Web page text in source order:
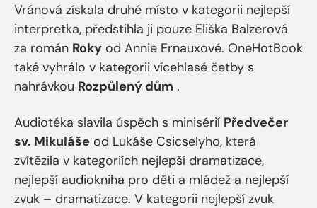
Vránová získala druhé místo v kategorii nejlepší
interpretka, předstihla ji pouze Eliška Balzerová
za román Roky od Annie Ernauxové. OneHotBook
také vyhrálo v kategorii vícehlasé četby s
nahrávkou Rozpůlený dům .
Audiotéka slavila úspěch s minisérií Předvečer
sv. Mikuláše od Lukáše Csicselyho, která
zvítězila v kategoriích nejlepší dramatizace,
nejlepší audiokniha pro děti a mládež a nejlepší
zvuk – dramatizace. V kategorii nejlepší zvuk